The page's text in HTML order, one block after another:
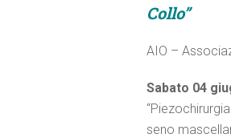
Collo”
AIO –
Sabato 04
seno